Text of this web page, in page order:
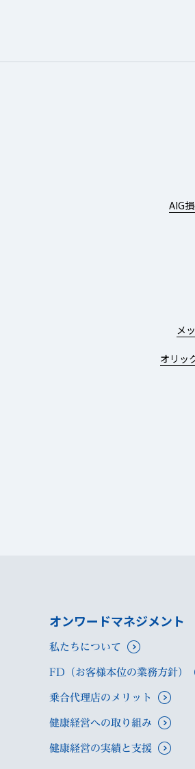
AIG
メ
オリッ
オンワードマネジメント
私たちについて
FD（お客様本位の業務方針）
乗合代理店のメリット
健康経営への取り組み
健康経営の実績と支援